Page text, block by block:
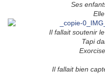
Ses
Il fallait soutenir
Tapi
Il fallait bien